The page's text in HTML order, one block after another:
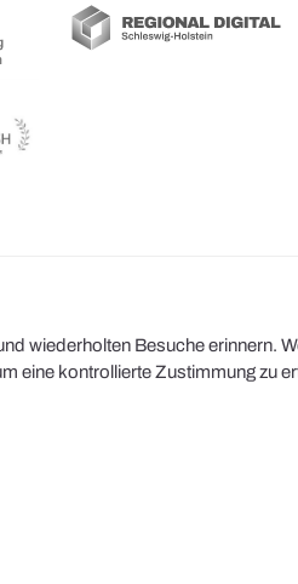
wiederholten Besuche erinnern.
eine kontrollierte Zustimmung zu